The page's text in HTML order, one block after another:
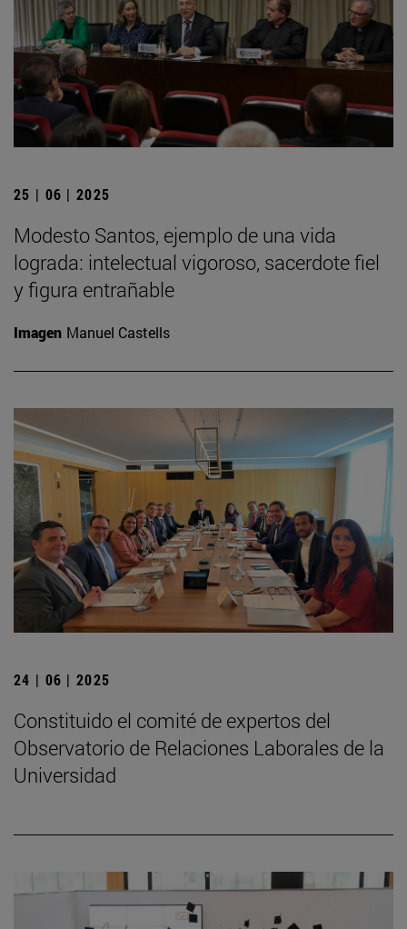
25 | 06 | 2025
Modesto Santos, ejemplo de una vida
lograda: intelectual vigoroso, sacerdote fiel
y figura entrañable
Imagen Manuel Castells
24 | 06 | 2025
Constituido el comité de expertos del
Observatorio de Relaciones Laborales de la
Universidad